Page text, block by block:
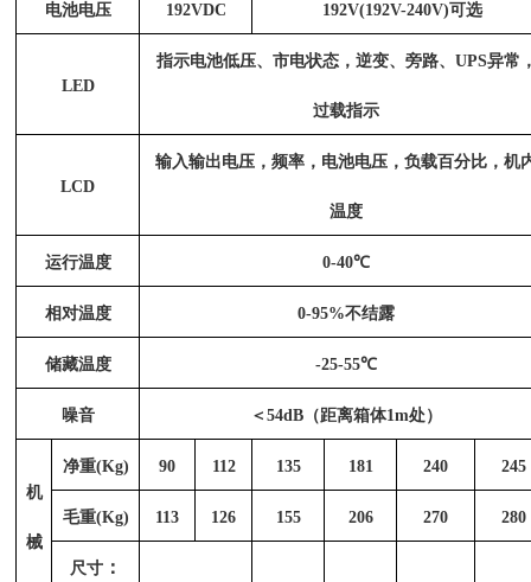
电池电压 192VDC 192V(192V-240V)可选
LED
指示电池低压、市电状态，逆变、旁路、 UPS异常
过载指示
LCD
输入输出电压，频率，电池电压，负载百分比，机
温度
运行温度 0-40℃
相对温度 0-95%不结露
储藏温度 -25-55℃
噪音 ＜ 54dB（距离箱体1m处）
机
械
净重(Kg) 90 112 135 181 240 245
毛重(Kg) 113 126 155 206 270 280
尺寸：